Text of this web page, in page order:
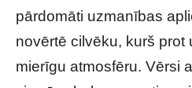
pārdomāti uzmanības
novērtē cilvēku, kurš prot
mierīgu atmosfēru. Vērsi